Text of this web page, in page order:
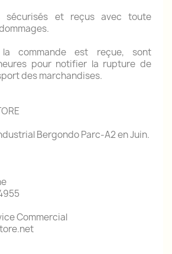
sécurisés et reçus avec toute
commande est reçue, sont
pour notifier la rupture de
des marchandises.
Bergondo Parc-A2 en Juin.
Commercial